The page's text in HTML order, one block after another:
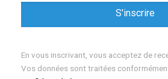
En vous inscrivant, vous acceptez de
Vos données sont traitées